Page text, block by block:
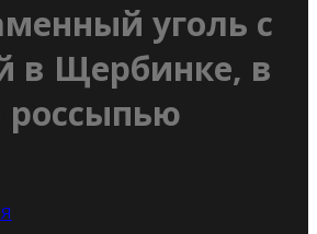
уголь с
в Щербинке, в